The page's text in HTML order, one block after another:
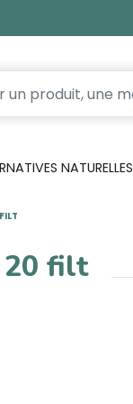
NATURELLES
20 filt